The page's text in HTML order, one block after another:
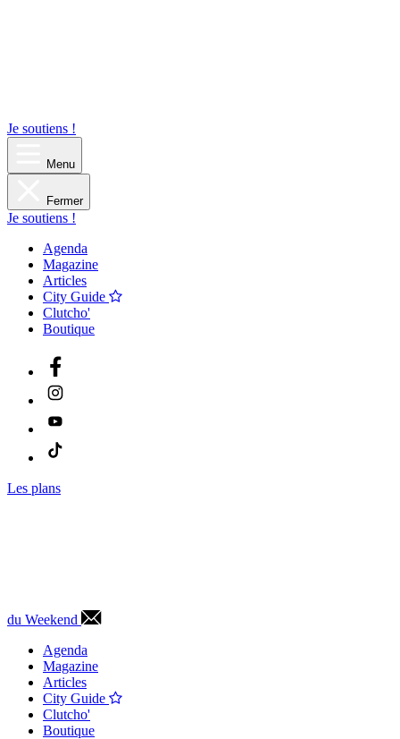
Je soutiens !
Menu
Fermer
Je soutiens !
Agenda
Magazine
Articles
City Guide
Clutcho'
Boutique
Les plans
du Weekend
Agenda
Magazine
Articles
City Guide
Clutcho'
Boutique